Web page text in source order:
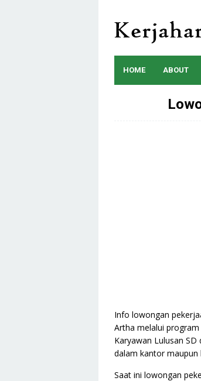
content
HOME ABOUT
Info lowongan
Artha melalui
Karyawan Lulusan
dalam kantor maupun
Saat ini lowongan